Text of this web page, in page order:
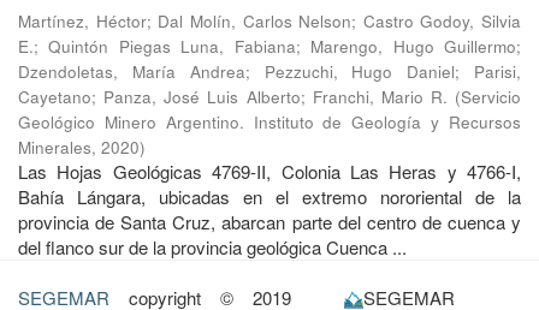
Martínez, Héctor; Dal Molín, Carlos Nelson; Castro Godoy, Silvia
E.;Quintón Piegas Luna, Fabiana; Marengo, Hugo Guillermo;
Dzendoletas, María Andrea; Pezzuchi, Hugo Daniel; Parisi,
Cayetano; Panza, José Luis Alberto; Franchi, Mario R. (Servicio
Geológico Minero Argentino. Instituto de Geología y Recursos
Minerales, 2020)
Las Hojas Geológicas 4769-II, Colonia Las Heras y 4766-I,
Bahía Lángara, ubicadas en el extremo nororiental de la
provincia de Santa Cruz, abarcan parte del centro de cuenca y
del flanco sur de la provincia geológica Cuenca ...
SEGEMAR copyright © 2019
SEGEMAR